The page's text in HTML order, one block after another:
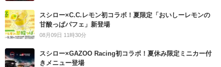
スシロー×C.C.レモン初コラボ！夏限定「おいしーレモンの
甘酸っぱパフェ」新登場
08月09日 11時30分
スシロー×GAZOO Racing初コラボ！夏休み限定ミニカー付
きメニュー登場